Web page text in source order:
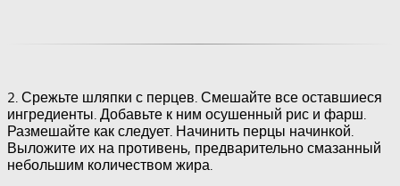
2. Срежьте шляпки с перцев. Смешайте все оставшиеся
ингредиенты. Добавьте к ним осушенный рис и фарш.
Размешайте как следует. Начинить перцы начинкой.
Выложите их на противень, предварительно смазанный
небольшим количеством жира.